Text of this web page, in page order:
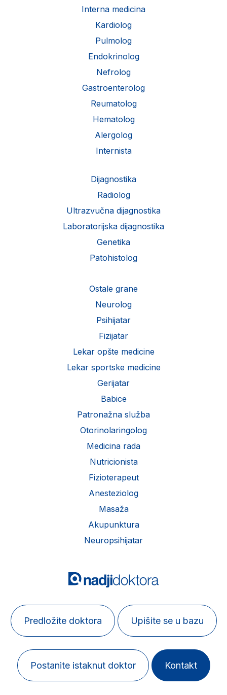
Interna medicina
Kardiolog
Pulmolog
Endokrinolog
Nefrolog
Gastroenterolog
Reumatolog
Hematolog
Alergolog
Internista
Dijagnostika
Radiolog
Ultrazvučna dijagnostika
Laboratorijska dijagnostika
Genetika
Patohistolog
Ostale grane
Neurolog
Psihijatar
Fizijatar
Lekar opšte medicine
Lekar sportske medicine
Gerijatar
Babice
Patronažna služba
Otorinolaringolog
Medicina rada
Nutricionista
Fizioterapeut
Anesteziolog
Masaža
Akupunktura
Neuropsihijatar
Predložite doktora Upišite se u bazu
Postanite istaknut doktor Kontakt